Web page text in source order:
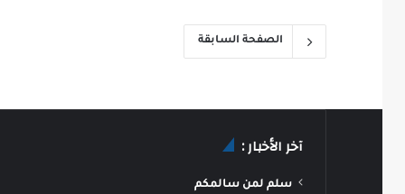
الصفحة السابقة
آخر الأخبار :
سلم لمن سالمكم